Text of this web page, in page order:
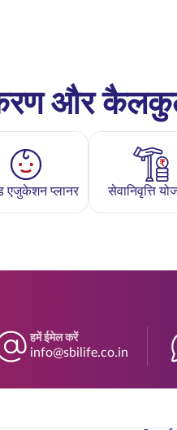
और
एजुकेशन प्लानर सेवानिवृत्ति
हमें ईमेल करें
info@sbilife.co.in